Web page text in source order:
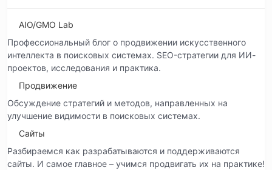
AIO/GMO Lab
Профессиональный блог о продвижении искусственного
интеллекта в поисковых системах. SEO-стратегии для ИИ-
проектов, исследования и практика.
Продвижение
Обсуждение стратегий и методов, направленных на
улучшение видимости в поисковых системах.
Сайты
Разбираемся как разрабатываются и поддерживаются
сайты. И самое главное – учимся продвигать их на практике!